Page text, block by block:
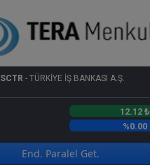
ISCTR - TÜRKİYE İŞ BANKASI A.Ş.
12.12 ₺
%0.00
End. Paralel Get.